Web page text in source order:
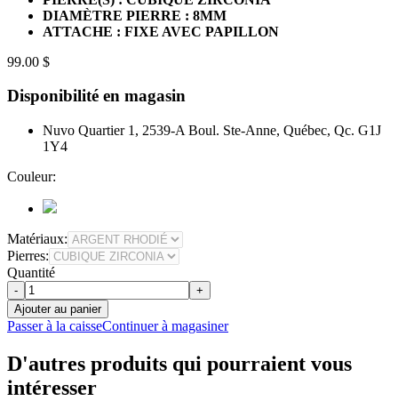
DIAMÈTRE PIERRE : 8MM
ATTACHE : FIXE AVEC PAPILLON
99.00 $
Disponibilité en magasin
Nuvo Quartier 1, 2539-A Boul. Ste-Anne, Québec, Qc. G1J
1Y4
Couleur:
Matériaux:
Pierres:
Quantité
-
+
Ajouter au panier
Passer à la caisseContinuer à magasiner
D'autres produits qui pourraient vous
intéresser